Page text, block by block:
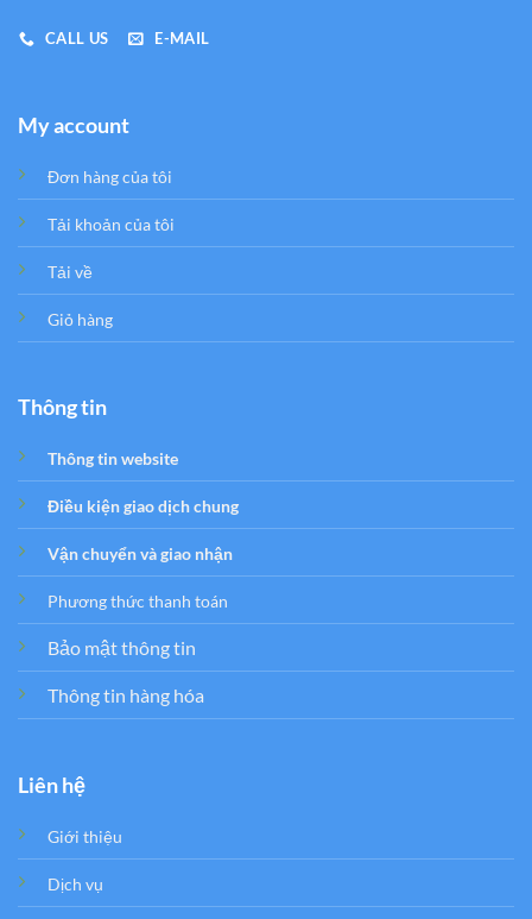
CALL US E-MAIL
My account
Đơn hàng của tôi
Tải khoản của tôi
Tải về
Giỏ hàng
Thông tin
Thông tin website
Điều kiện giao dịch chung
Vận chuyển và giao nhận
Phương thức thanh toán
Bảo mật thông tin
Thông tin hàng hóa
Liên hệ
Giới thiệu
Dịch vụ